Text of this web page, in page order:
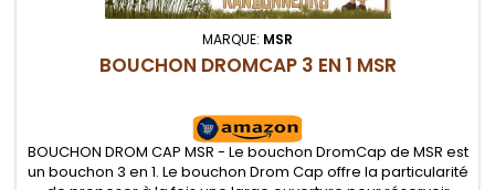
MARQUE: MSR
BOUCHON DROMCAP 3 EN 1 MSR
BOUCHON DROM CAP MSR - Le bouchon DromCap de MSR est
un bouchon 3 en 1. Le bouchon Drom Cap offre la particularité